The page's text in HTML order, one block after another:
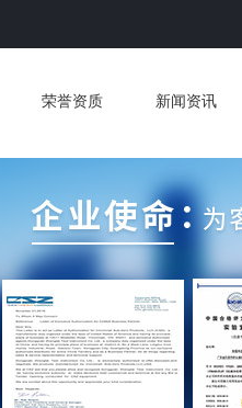
荣誉资质 新闻资讯